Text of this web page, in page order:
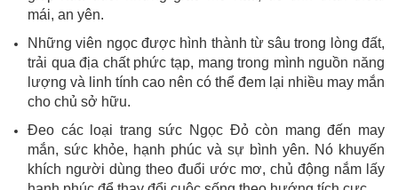
mái, an yên.
Những viên ngọc được hình thành từ sâu trong lòng đất,
trải qua địa chất phức tạp, mang trong mình nguồn năng
lượng và linh tính cao nên có thể đem lại nhiều may mắn
cho chủ sở hữu.
Đeo các loại trang sức Ngọc Đỏ còn mang đến may
mắn, sức khỏe, hạnh phúc và sự bình yên. Nó khuyến
khích người dùng theo đuổi ước mơ, chủ động nắm lấy